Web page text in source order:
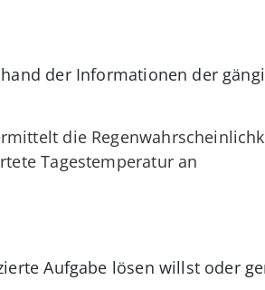
der Informationen der
die
Tagestemperatur an
Aufgabe lösen willst oder